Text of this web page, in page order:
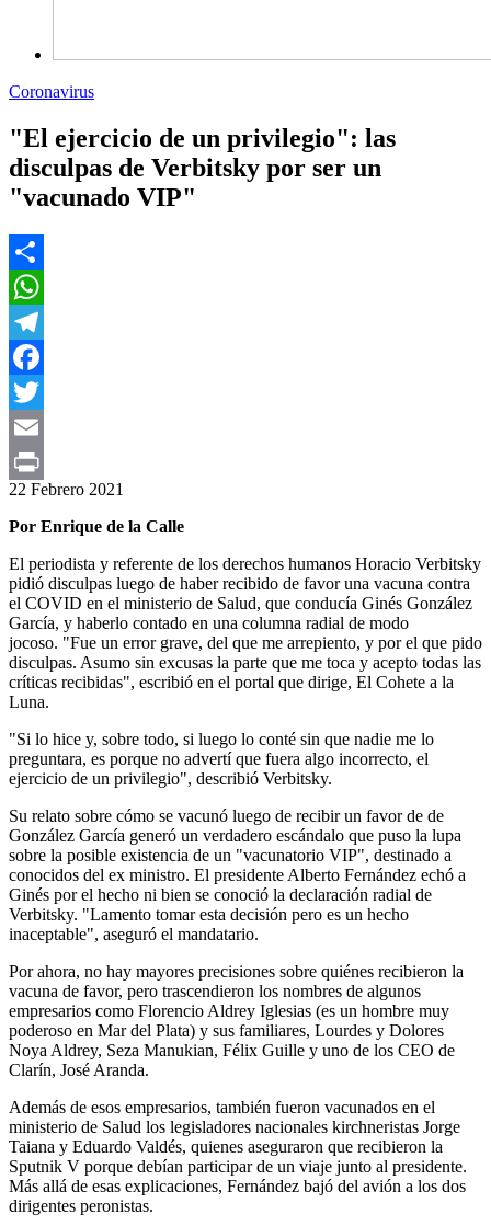
Coronavirus
"El ejercicio de un privilegio": las
disculpas de Verbitsky por ser un
"vacunado VIP"
Share
WhatsApp
Telegram
Facebook
Twitter
Email
Print
22 Febrero 2021
Por Enrique de la Calle
El periodista y referente de los derechos humanos Horacio Verbitsky
pidió disculpas luego de haber recibido de favor una vacuna contra
el COVID en el ministerio de Salud, que conducía Ginés González
García, y haberlo contado en una columna radial de modo
jocoso. "Fue un error grave, del que me arrepiento, y por el que pido
disculpas. Asumo sin excusas la parte que me toca y acepto todas las
críticas recibidas", escribió en el portal que dirige, El Cohete a la
Luna.
"Si lo hice y, sobre todo, si luego lo conté sin que nadie me lo
preguntara, es porque no advertí que fuera algo incorrecto, el
ejercicio de un privilegio", describió Verbitsky.
Su relato sobre cómo se vacunó luego de recibir un favor de de
González García generó un verdadero escándalo que puso la lupa
sobre la posible existencia de un "vacunatorio VIP", destinado a
conocidos del ex ministro. El presidente Alberto Fernández echó a
Ginés por el hecho ni bien se conoció la declaración radial de
Verbitsky. "Lamento tomar esta decisión pero es un hecho
inaceptable", aseguró el mandatario.
Por ahora, no hay mayores precisiones sobre quiénes recibieron la
vacuna de favor, pero trascendieron los nombres de algunos
empresarios como Florencio Aldrey Iglesias (es un hombre muy
poderoso en Mar del Plata) y sus familiares, Lourdes y Dolores
Noya Aldrey, Seza Manukian, Félix Guille y uno de los CEO de
Clarín, José Aranda.
Además de esos empresarios, también fueron vacunados en el
ministerio de Salud los legisladores nacionales kirchneristas Jorge
Taiana y Eduardo Valdés, quienes aseguraron que recibieron la
Sputnik V porque debían participar de un viaje junto al presidente.
Más allá de esas explicaciones, Fernández bajó del avión a los dos
dirigentes peronistas.